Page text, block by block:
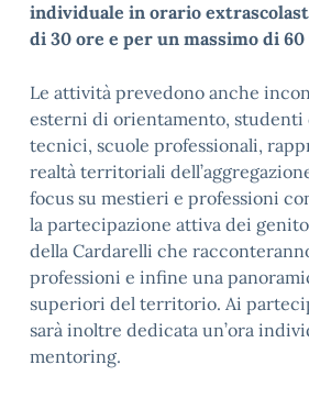
individuale in orario
di 30 ore e per un massimo di
Le attività prevedono anche
esterni di orientamento,
tecnici, scuole professionali,
realtà territoriali
focus su mestieri e professioni
la partecipazione attiva dei
della Cardarelli che
professioni e infine una
superiori del territorio. Ai
sarà inoltre dedicata un’ora
mentoring.